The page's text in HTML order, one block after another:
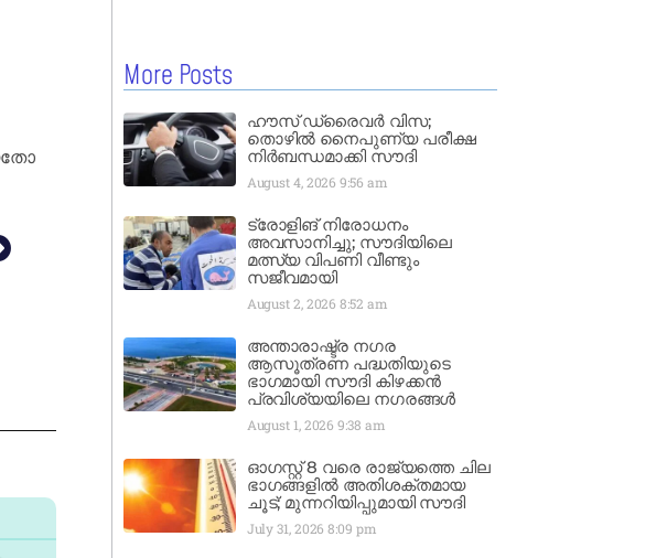
More Posts
ഹൗസ് ഡ്രൈവർ വിസ;
തൊഴിൽ നൈപുണ്യ പരീക്ഷ
നിർബന്ധമാക്കി സൗദി
August 4, 20269:56 am
ട്രോളിങ് നിരോധനം
അവസാനിച്ചു; സൗദിയിലെ
മത്സ്യ വിപണി വീണ്ടും
സജീവമായി
August 2, 20268:52 am
അന്താരാഷ്ട്ര നഗര
ആസൂത്രണ പദ്ധതിയുടെ
ഭാഗമായി സൗദി കിഴക്കൻ
പ്രവിശ്യയിലെ നഗരങ്ങൾ
August 1, 20269:38 am
ഓഗസ്റ്റ് 8 വരെ രാജ്യത്തെ ചില
ഭാഗങ്ങളിൽ അതിശക്തമായ
ചൂട്; മുന്നറിയിപ്പുമായി സൗദി
July 31, 20268:09 pm